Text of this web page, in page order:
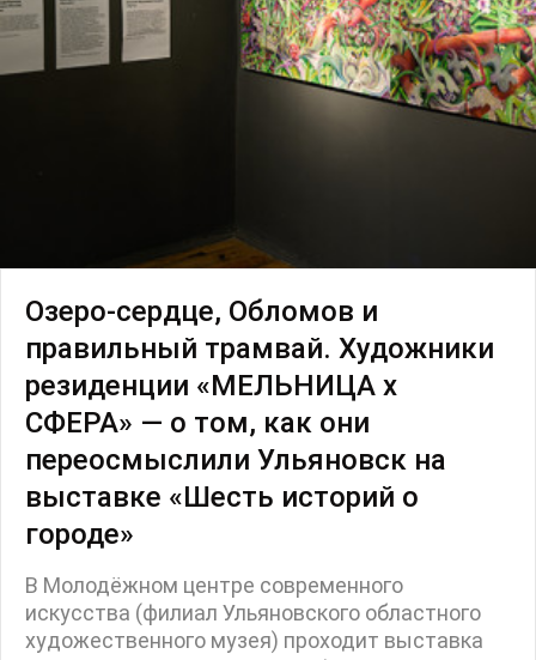
Озеро-сердце, Обломов и
правильный трамвай. Художники
резиденции «МЕЛЬНИЦА х
СФЕРА» — о том, как они
переосмыслили Ульяновск на
выставке «Шесть историй о
городе»
В Молодёжном центре современного
искусства (филиал Ульяновского областного
художественного музея) проходит выставка